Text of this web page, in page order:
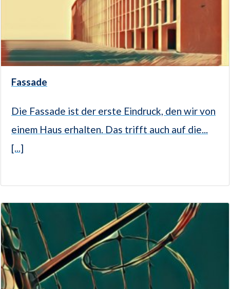
Fassade
Die Fassade ist der erste Eindruck, den wir von
einem Haus erhalten. Das trifft auch auf die...
[...]